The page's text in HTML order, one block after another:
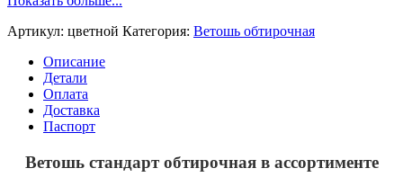
ГОСТ
75,
брикет
10
кг
Артикул: цветной Категория: Ветошь обтирочная
Описание
Детали
Оплата
Доставка
Паспорт
Ветошь стандарт обтирочная в ассортименте